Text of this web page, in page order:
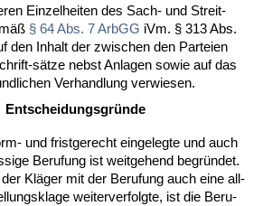
Ein­zel­hei­ten des Sach- und Streit­
§ 64 Abs. 7 ArbGG iVm. § 313 Abs.
den In­halt der zwi­schen den Par­tei­en
sätze nebst An­la­gen so­wie auf das
Ver­hand­lung ver­wie­sen.
Ent­schei­dungs­gründe
und frist­ge­recht ein­ge­leg­te und auch
Be­ru­fung ist weit­ge­hend be­gründet.
Kläger mit der Be­ru­fung auch ei­ne all­
wei­ter­ver­folg­te, ist die Be­ru­